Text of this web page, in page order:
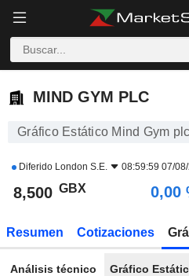
MIND GYM PLC
MIND GYM PLC
Gráfico Estático Mind Gym plc
Diferido London S.E. 08:59:59 07/
8,500 GBX 0,00
Resumen Cotizaciones
Análisis técnico Gráfico